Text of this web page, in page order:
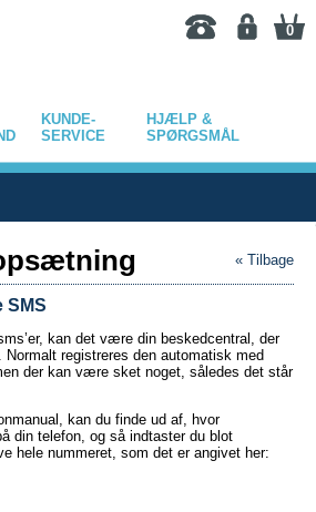
0
KUNDE-
SERVICE
HJÆLP &
SPØRGSMÅL
« Tilbage
SMS
kan det være din beskedcentral, der
registreres den automatisk med
der kan være sket noget, således det står
kan du finde ud af, hvor
din telefon, og så indtaster du blot
hele nummeret, som det er angivet her: